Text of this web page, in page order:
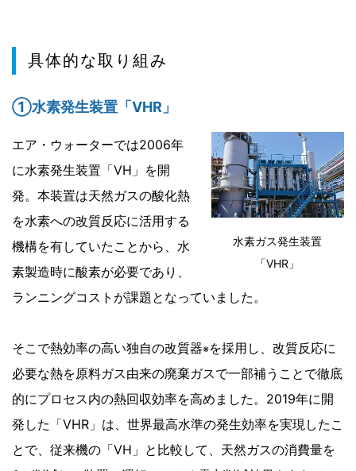
具体的な取り組み
①水素発生装置「VHR」
水素ガス発生装置
「VHR」
エア・ウォーターでは2006年
に水素発生装置「VH」を開
発。本装置は天然ガスの酸化熱
を水素への改質反応に活用する
機構を有していたことから、水
素製造時に酸素が必要であり、
ランニングコストが課題となっていました。
そこで熱効率の高い独自の改質器※を採用し、改質反応に
必要な熱を原料ガス由来の廃棄ガスで一部補うことで徹底
的にプロセス内の熱回収効率を高めました。2019年に開
発した「VHR」は、世界最高水準の発生効率を実現したこ
とで、従来機の「VH」と比較して、天然ガスの消費量を